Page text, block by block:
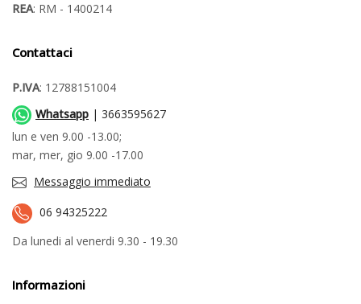
REA: RM - 1400214
Contattaci
P.IVA: 12788151004
Whatsapp | 3663595627
lun e ven 9.00 -13.00;
mar, mer, gio 9.00 -17.00
Messaggio immediato
06 94325222
Da lunedi al venerdi 9.30 - 19.30
Informazioni